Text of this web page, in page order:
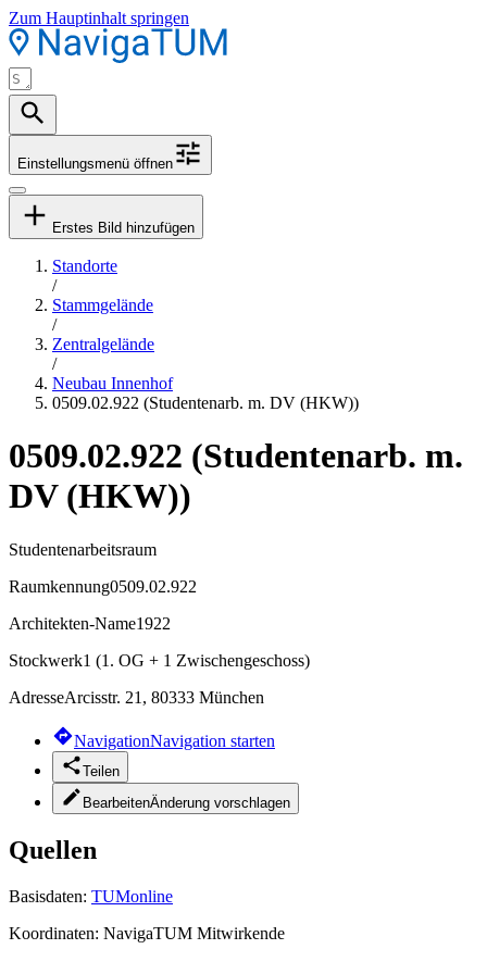
Zum Hauptinhalt springen
Einstellungsmenü öffnen
Erstes Bild hinzufügen
Standorte
/
Stammgelände
/
Zentralgelände
/
Neubau Innenhof
0509.02.922 (Studentenarb. m. DV (HKW))
0509.02.922 (Studentenarb. m.
DV (HKW))
Studentenarbeitsraum
Raumkennung0509.02.922
Architekten-Name1922
Stockwerk1 (1. OG + 1 Zwischengeschoss)
AdresseArcisstr. 21, 80333 München
NavigationNavigation starten
Teilen
BearbeitenÄnderung vorschlagen
Quellen
Basisdaten: TUMonline
Koordinaten: NavigaTUM Mitwirkende